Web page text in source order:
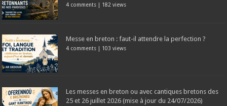
4 comments | 182 views
Messe en breton : faut-il attendre la perfection ?
4 comments | 103 views
Les messes en breton ou avec cantiques bretons des
25 et 26 juillet 2026 (mise à jour du 24/07/2026)